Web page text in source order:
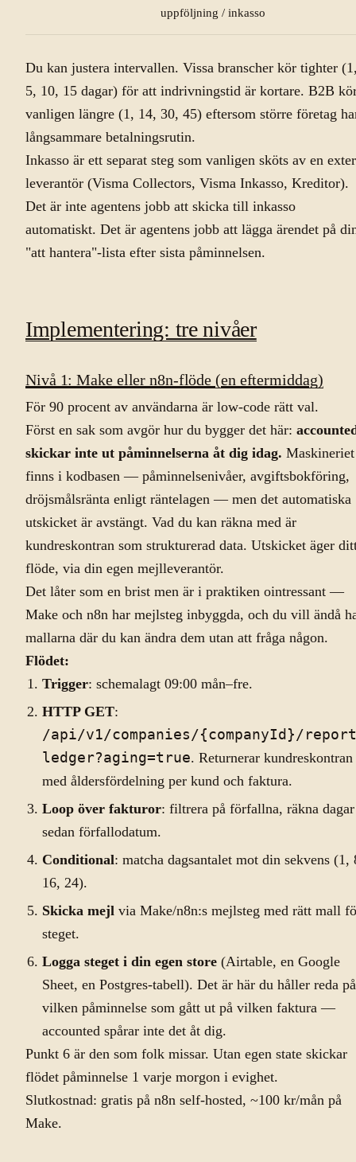
uppföljning / inkasso
Du kan justera intervallen. Vissa branscher kör tighter
5, 10, 15 dagar) för att indrivningstid är kortare. B2B
vanligen längre (1, 14, 30, 45) eftersom större företag
långsammare betalningsrutin.
Inkasso är ett separat steg som vanligen sköts av en
leverantör (Visma Collectors, Visma Inkasso, Kreditor).
Det är inte agentens jobb att skicka till inkasso
automatiskt. Det är agentens jobb att lägga ärendet på
"att hantera"-lista efter sista påminnelsen.
Implementering: tre nivåer
Nivå 1: Make eller n8n-flöde (en eftermiddag)
För 90 procent av användarna är low-code rätt val.
Först en sak som avgör hur du bygger det här:
skickar inte ut påminnelserna åt dig idag. Maskineriet
finns i kodbasen — påminnelsenivåer, avgiftsbokföring,
dröjsmålsränta enligt räntelagen — men det automatiska
utskicket är avstängt. Vad du kan räkna med är
kundreskontran som strukturerad data. Utskicket äger
flöde, via din egen mejlleverantör.
Det låter som en brist men är i praktiken ointressant —
Make och n8n har mejlsteg inbyggda, och du vill ändå
mallarna där du kan ändra dem utan att fråga någon.
Flödet:
Trigger: schemalagt 09:00 mån–fre.
HTTP GET:
/api/v1/companies/{companyId}/
ledger?aging=true. Returnerar kundreskontran
med åldersfördelning per kund och faktura.
Loop över fakturor: filtrera på förfallna, räkna dagar
sedan förfallodatum.
Conditional: matcha dagsantalet mot din sekvens (1,
16, 24).
Skicka mejl via Make/n8n:s mejlsteg med rätt mall
steget.
Logga steget i din egen store (Airtable, en Google
Sheet, en Postgres-tabell). Det är här du håller reda på
vilken påminnelse som gått ut på vilken faktura —
accounted spårar inte det åt dig.
Punkt 6 är den som folk missar. Utan egen state skickar
flödet påminnelse 1 varje morgon i evighet.
Slutkostnad: gratis på n8n self-hosted, ~100 kr/mån på
Make.